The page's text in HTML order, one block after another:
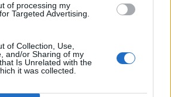
of processing my
Targeted Advertising.
of Collection, Use,
and/or Sharing of my
Is Unrelated with the
it was collected.
- Società di Persone